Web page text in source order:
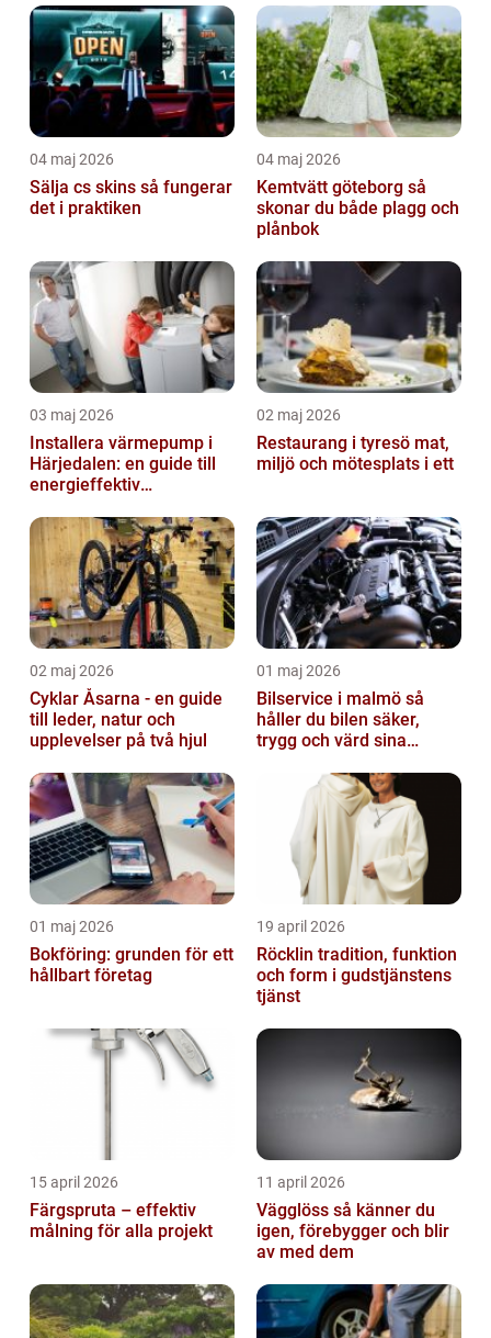
04 maj 2026
Sälja cs skins så fungerar
det i praktiken
04 maj 2026
Kemtvätt göteborg så
skonar du både plagg och
plånbok
03 maj 2026
Installera värmepump i
Härjedalen: en guide till
energieffektiv
02 maj 2026
Restaurang i tyresö mat,
miljö och mötesplats i ett
02 maj 2026
Cyklar Åsarna - en guide
till leder, natur och
upplevelser på två hjul
01 maj 2026
Bilservice i malmö så
håller du bilen säker,
trygg och värd sina
01 maj 2026
Bokföring: grunden för ett
hållbart företag
19 april 2026
Röcklin tradition, funktion
och form i gudstjänstens
tjänst
15 april 2026
Färgspruta – effektiv
målning för alla projekt
11 april 2026
Vägglöss så känner du
igen, förebygger och blir
av med dem